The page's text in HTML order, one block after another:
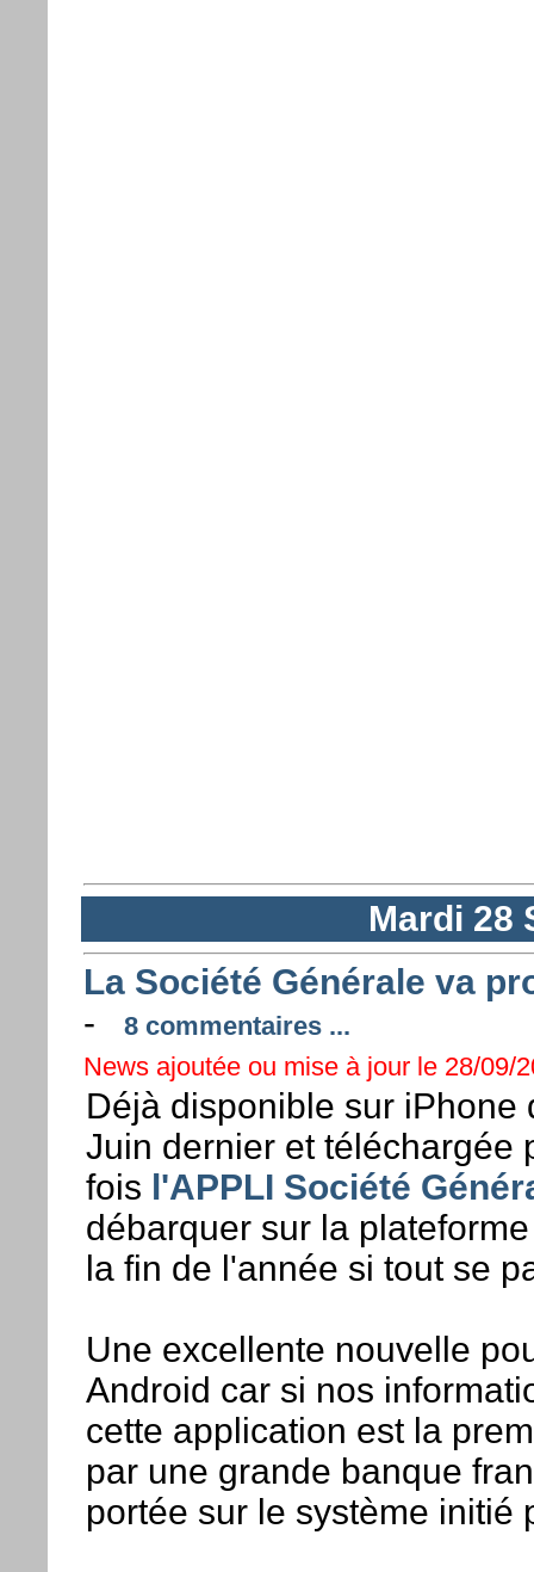
Mardi 28
La Société Générale va
-
8 commentaires ...
News ajoutée ou mise à jour le 28/09/
Déjà disponible sur iPhone
Juin dernier et téléchargée
fois l'APPLI Société
débarquer sur la
la fin de l'année si tout se
Une excellente nouvelle
Android car si nos
cette application est la
par une grande banque
portée sur le système initié